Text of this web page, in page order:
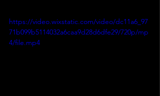
https://video.wixstatic.com/video/dc11a6_97
71b099b5114032a6caa9d28d6dfe29/720p/mp
4/file.mp4